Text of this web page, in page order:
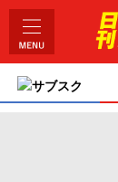
サブスク